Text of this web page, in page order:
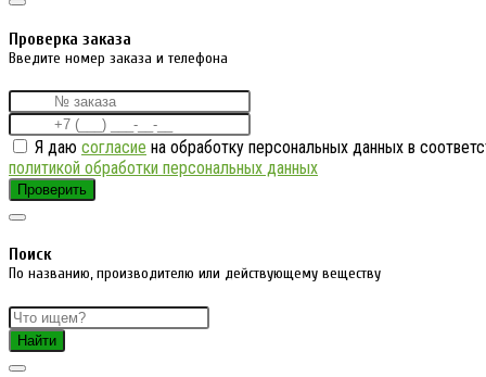
Проверка заказа
Введите номер заказа и телефона
Я даю согласие на обработку персональных данных в
политикой обработки персональных данных
Проверить
Поиск
По названию, производителю или действующему веществу
Найти